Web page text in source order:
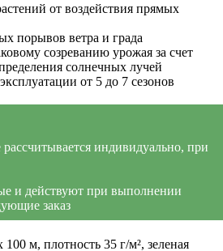
от воздействия прямых
порывов ветра и града
созреванию урожая за счет
солнечных лучей
от 5 до 7 сезонов
индивидуально, при
и действуют при выполнении
заказ